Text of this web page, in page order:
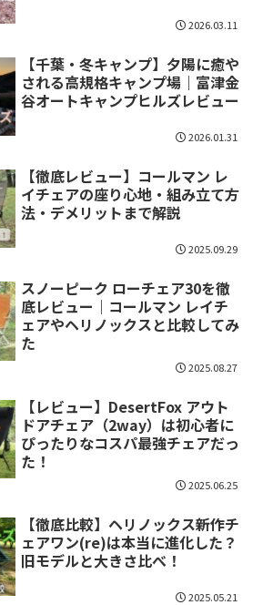
2026.03.11
【千葉・冬キャンプ】夕陽に癒や
される高規格キャンプ場｜富津金
谷オートキャンプヒルズレビュー
2026.01.31
【徹底レビュー】コールマン レ
イチェアの座り心地・組み立て方
法・デメリットまで解説
2025.09.29
スノーピーク ローチェア30を徹
底レビュー｜コールマン レイチ
ェアやヘリノックスと比較してみ
た
2025.08.27
【レビュー】DesertFox アウト
ドアチェア（2way）は初心者に
ぴったりなコスパ最強チェアだっ
た！
2025.06.25
【徹底比較】ヘリノックス新作チ
ェアワン(re)は本当に進化した？
旧モデルと大きさ比べ！
2025.05.21